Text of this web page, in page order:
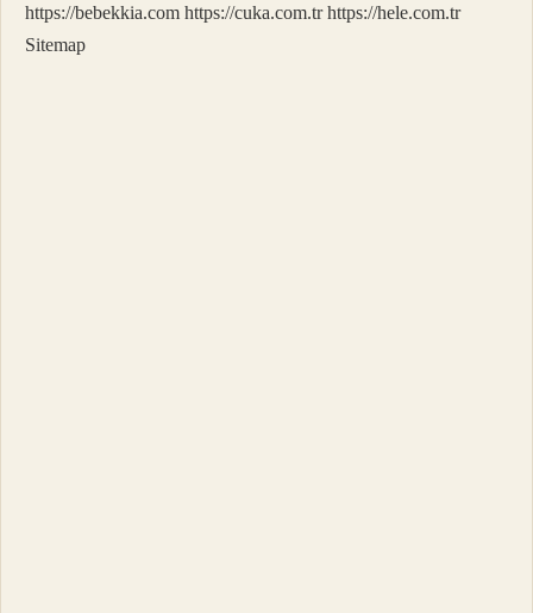
https://bebekkia.com https://cuka.com.tr https://hele.com.tr
Sitemap